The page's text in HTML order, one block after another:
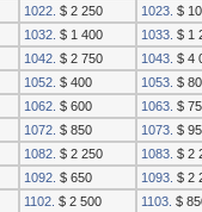
1022. $ 2 250 1023. $
1032. $ 1 400 1033. $ 1
1042. $ 2 750 1043. $ 4
1052. $ 400 1053. $
1062. $ 600 1063. $
1072. $ 850 1073. $
1082. $ 2 250 1083. $ 2
1092. $ 650 1093. $ 2
1102. $ 2 500 1103. $